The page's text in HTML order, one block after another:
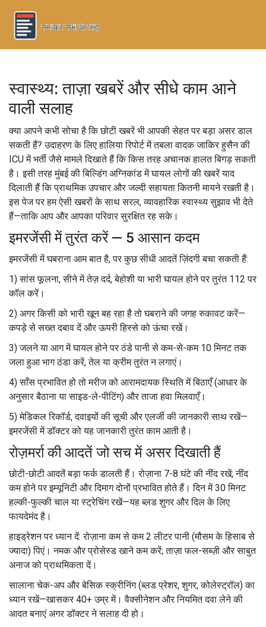
स्वास्थ्य: ताज़ा खबरें और सीधे काम आने
वाली सलाह
क्या आपने कभी सोचा है कि छोटी खबरें भी आपकी सेहत पर बड़ा असर डाल
सकती हैं? उदाहरण के लिए हालिया रिपोर्ट में तबला वादक जाकिर हुसैन की
ICU में भर्ती जैसे मामले दिखाते हैं कि किस तरह अचानक हालत बिगड़ सकती
है। इसी तरह मुंबई की बिल्डिंग अग्निकांड में घायल लोगों की खबरें याद
दिलाती हैं कि प्राथमिक उपचार और जल्दी सहायता कितनी मायने रखती है।
इस पेज पर हम ऐसी खबरों के साथ सरल, व्यावहारिक स्वास्थ्य सुझाव भी देते
हैं—ताकि आप और आपका परिवार सुरक्षित रह सके।
इमरजेंसी में तुरंत करें — 5 आसान कदम
इमरजेंसी में घबराना आम बात है, पर कुछ सीधी आदतें ज़िंदगी बचा सकती हैं:
1) सांस फूलना, सीने में तेज़ दर्द, बेहोशी या भारी घायल होने पर तुरंत 112 पर
कॉल करें।
2) अगर किसी को भारी खून बह रहा है तो घबराने की जगह रुकावट करें—
कपड़े से सख्त दबाव दें और ऊपरी हिस्से को ऊंचा रखें।
3) जलने या आग में घायल होने पर ठंडे पानी से कम-से-कम 10 मिनट तक
जला हुआ भाग ठंडा करें, तेल या क्रीम तुरंत न लगाएं।
4) साँस प्रभावित हो तो मरीज को आरामदायक स्थिति में बिठाएँ (आधार के
अनुसार बैठाना या साइड-ले-पीटिंग) और ताजा हवा मिलवाएँ।
5) मेडिकल रिकॉर्ड, दवाइयों की सूची और एलर्जी की जानकारी साथ रखें—
इमरजेंसी में डॉक्टर को यह जानकारी तुरंत काम आती है।
रोज़मर्रा की आदतें जो सच में असर दिखाती हैं
छोटी-छोटी आदतें बड़ा फर्क डालती हैं। रोज़ाना 7-8 घंटे की नींद रखें; नींद
कम होने पर इम्यूनिटी और दिमाग दोनों प्रभावित होते हैं। दिन में 30 मिनट
हल्की-फुल्की चाल या स्ट्रेचिंग रखें—यह ब्लड शुगर और दिल के लिए
फायदेमंद है।
हाइड्रेशन पर ध्यान दें: रोज़ाना कम से कम 2 लीटर पानी (मौसम के हिसाब से
ज्यादा) पिएं। नमक और प्रोसेस्ड खाने कम करें; ताज़ा फल-सब्ज़ी और साबुत
अनाज को प्राथमिकता दें।
सालाना चेक-अप और बेसिक स्क्रीनिंग (ब्लड प्रेशर, शुगर, कोलेस्ट्रॉल) का
ध्यान रखें—खासकर 40+ उम्र में। वैक्सीनेशन और नियमित दवा लेने की
आदत बनाएं अगर डॉक्टर ने सलाह दी हो।